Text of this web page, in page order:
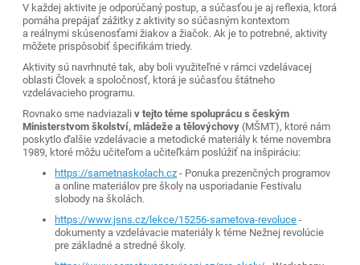
V každej aktivite je odporúčaný postup, a súčasťou je aj reflexia, ktorá
pomáha prepájať zážitky z aktivity so súčasným kontextom
a reálnymi skúsenosťami žiakov a žiačok. Ak je to potrebné, aktivity
môžete prispôsobiť špecifikám triedy.
Aktivity sú navrhnuté tak, aby boli využiteľné v rámci vzdelávacej
oblasti Človek a spoločnosť, ktorá je súčasťou štátneho
vzdelávacieho programu.
Rovnako sme nadviazaliv tejto téme spoluprácu s českým
Ministerstvom školství, mládeže a tělovýchovy (MŠMT), ktoré nám
poskytlo ďalšie vzdelávacie a metodické materiály k téme novembra
1989, ktoré môžu učiteľom a učiteľkám poslúžiť na inšpiráciu:
https://sametnaskolach.cz - Ponuka prezenčných programov
a online materiálov pre školy na usporiadanie Festivalu
slobody na školách.
https://www.jsns.cz/lekce/15256-sametova-revoluce -
dokumenty a vzdelávacie materiály k téme Nežnej revolúcie
pre základné a stredné školy.